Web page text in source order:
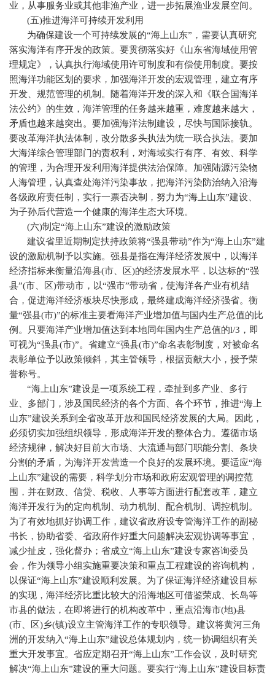
业，从事服务业或其他非渔产业，进一步拓展渔业发展空间。
(五)推进海洋可持续开发利用
为确保建设一个可持续发展的“海上山东”，需要认真研究
落实海洋有序开发的政策。要贯彻落实好《山东省海域使用管
理规定》，认真执行海域使用许可制度和有偿使用制度。要按
照海洋功能区划的要求，加强海洋开发的宏观管理，建立有序
开发、规范管理的机制。随着海洋开发的深入和《联合国海洋
法公约》的生效，海洋管理的任务越来越重，难度越来越大，
矛盾也越来越突出。要加强海洋法制建设，尽快与国际接轨。
要改革海洋执法体制，改分散多头执法为统一联合执法。要加
大海洋综合管理部门的责权利，对海域实行有序、有效、科学
的管理，为合理开发利用海洋提供法治保障。加强陆源污染物
人海管理，认真查处海洋污染事故，把海洋污染防治纳入沿海
各级政府责任制，实行一票否决制，努力为“海上山东”建设、
为子孙后代营造一个健康的海洋生态大环境。
(六)制定“海上山东”建设的激励政策
建议省里近期制定扶持政策将“强县带动”作为“海上山东”建
设的激励机制予以实施。强县是指在海洋经济发展中，以海洋
经济指标来衡量沿海县(市、区)的经济发展水平，以达标的“强
县”(市、区)带动市，以“强市”带动省，使海洋各产业有机结
合，促进海洋经济板块尽快形成，最终建成海洋经济强省。衡
量“强县(市)”的标准主要看海洋产业增加值与国内生产总值的比
例。只要海洋产业增加值达到本地同年国内生产总值的l/3 ，即
可视为“强县(市)”。省建立“强县(市)”命名表彰制度，对被命名
表彰单位予以政策倾斜，其主管领导，根据贡献大小，授予荣
誉称号。
“海上山东”建设是一项系统工程，牵扯到多产业、多行
业、多部门，涉及国民经济的各个方面、各个环节，推进“海上
山东”建设关系到全省改革开放和国民经济发展的大局。因此，
必须切实加强组织领导，形成海洋开发的整体合力。遵循市场
经济规律，解决好目前大市场、大流通与部门职能分割、条块
分割的矛盾，为海洋开发营造一个良好的发展环境。要适应“海
上山东”建设的需要，科学划分市场和政府宏观管理的调控范
围，并在财政、信贷、税收、人事等方面进行配套改革，建立
海洋开发行为的定向机制、动力机制、配合机制、调控机制。
为了有效地抓好协调工作，建议省政府设专管海洋工作的副秘
书长，协助省委、省政府作好重大问题解决宏观协调等事宜，
减少扯皮，强化督办；省成立“海上山东”建设专家咨询委员
会，作为领导小组实施重要决策和重点工程建设的咨询机构，
以保证“海上山东”建设顺利发展。为了保证海洋经济建设目标
的实现，海洋经济比重比较大的沿海地区可借鉴荣成、长岛等
市县的做法，在即将进行的机构改革中，重点沿海市(地)县
(市、区)乡(镇)设立主管海洋工作的专职领导。建议将黄河三角
洲的开发纳入“海上山东”建设总体规划内，统一协调组织有关
重大开发事宜。省应定期召开“海上山东”工作会议，及时研究
解决“海上山东”建设的重大问题。要实行“海上山东”建设目标责